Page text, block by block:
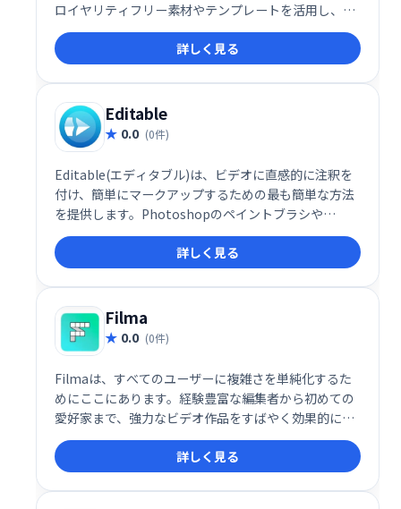
ロイヤリティフリー素材やテンプレートを活用し、写
真、動画、テキスト、音声などを組み合わせて、マー
ケティング、学習、コミュニケーション用途の動画を
制作できます。ゼロから作成することも、テンプレー
トをカスタマイズすることも可能です。
詳しく見る
Editable
0.0 (0件)
Editable(エディタブル)は、ビデオに直感的に注釈を
付け、簡単にマークアップするための最も簡単な方法
を提供します。Photoshopのペイントブラシや
FinalCut Proの画面管理などの高品質のデザイン編集
機能は必要なく、簡単な注釈エクスペリエンスを提供
します。
詳しく見る
Filma
0.0 (0件)
Filmaは、すべてのユーザーに複雑さを単純化するた
めにここにあります。経験豊富な編集者から初めての
愛好家まで、強力なビデオ作品をすばやく効果的に作
成する機能。高度な機能には、マスキング、キーフレ
ーミング、モーショントラッキングなどがあります。
詳しく見る